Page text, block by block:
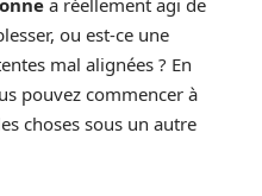
ou est-ce une
mal alignées ? En
pouvez commencer à
choses sous un autre